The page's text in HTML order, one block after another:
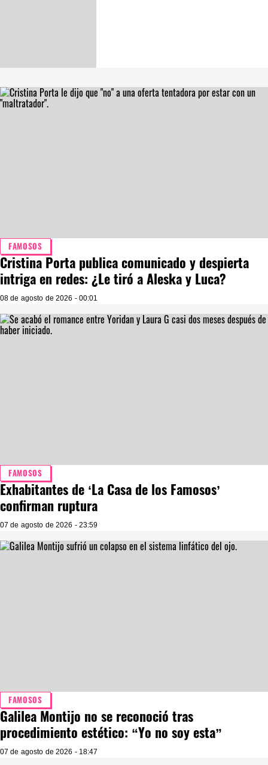
FAMOSOS
Cristina Porta publica comunicado y despierta
intriga en redes: ¿Le tiró a Aleska y Luca?
08 de agosto de 2026 - 00:01
FAMOSOS
Exhabitantes de ‘La Casa de los Famosos’
confirman ruptura
07 de agosto de 2026 - 23:59
FAMOSOS
Galilea Montijo no se reconoció tras
procedimiento estético: “Yo no soy esta”
07 de agosto de 2026 - 18:47